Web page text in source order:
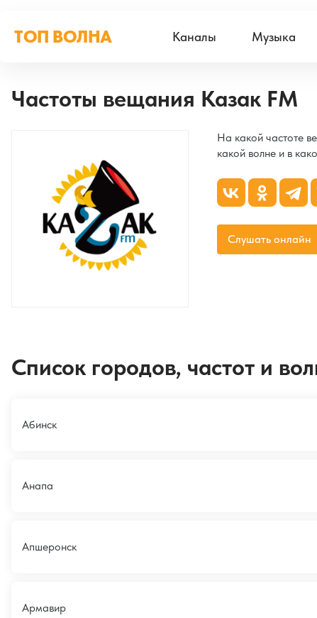
ТОП ВОЛНА Каналы Музыка
Частоты вещания Казак FM
На какой частоте
какой волне и в
Слушать онлайн
Список городов, частот и
Абинск
Анапа
Апшеронск
Армавир